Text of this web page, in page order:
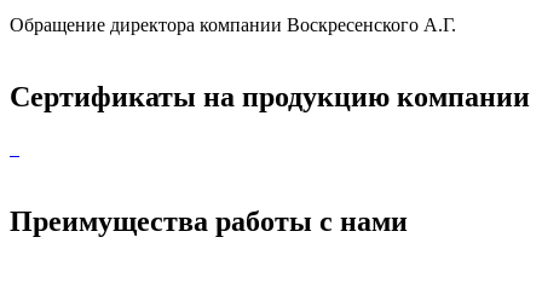
Обращение директора компании Воскресенского А.Г.
Сертификаты на продукцию компании
Преимущества работы с нами